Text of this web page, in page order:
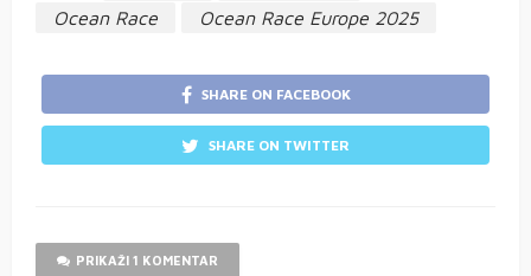
Ocean Race
Ocean Race Europe 2025
SHARE ON FACEBOOK
SHARE ON TWITTER
PRIKAŽI 1 KOMENTAR